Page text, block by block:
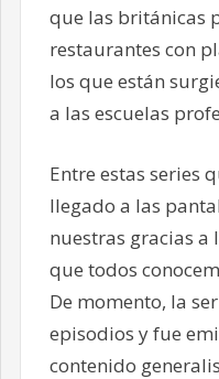
que las británicas
restaurantes con
los que están
a las escuelas
Entre estas series
llegado a las
nuestras gracias a
que todos
De momento, la
episodios y fue
contenido